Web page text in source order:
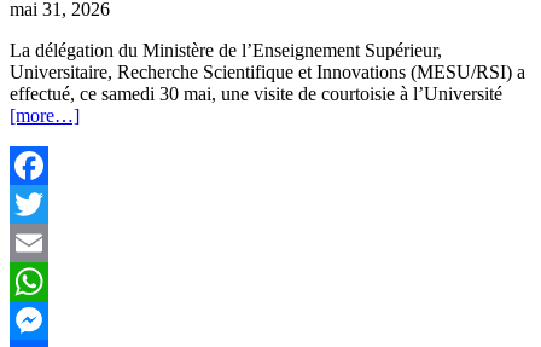
mai 31, 2026
La délégation du Ministère de l’Enseignement Supérieur,
Universitaire, Recherche Scientifique et Innovations (MESU/RSI) a
effectué, ce samedi 30 mai, une visite de courtoisie à l’Université
[more…]
Facebook
Twitter
Email
WhatsApp